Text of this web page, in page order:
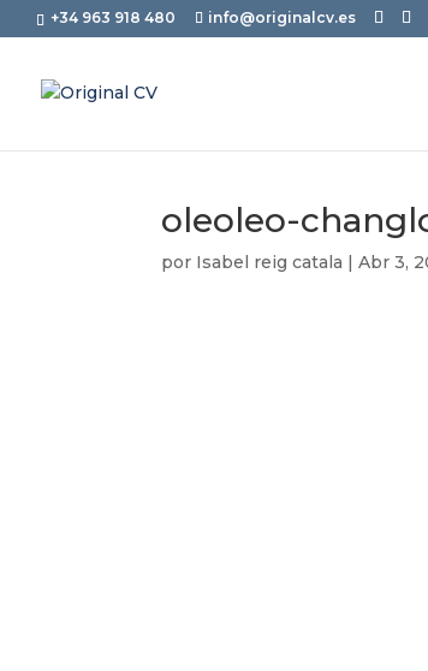
+34 963 918 480 info@originalcv.es
oleoleo-
por Isabel reig catala |Abr 3,